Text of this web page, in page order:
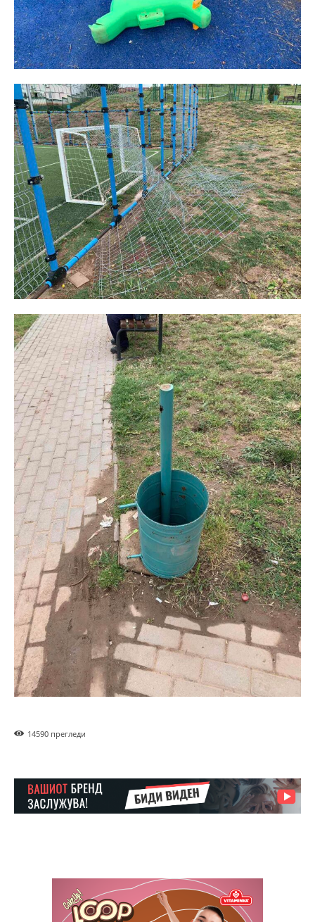
Free
бесплатно
ИЗБЕРЕТЕ ПЛАН
Included for free:
Etiam est nibh, lobortis sit
Praesent euismod ac
Ut mollis pellentesque tortor
Nullam eu erat condimentum
Donec quis est ac felis
Orci varius natoque dolor
Pro
$100 / yearplaceholder text
ИЗБЕРЕТЕ ПЛАН
Full member access:
Etiam est nibh, lobortis sit
Praesent euismod ac
Ut mollis pellentesque tortor
Nullam eu erat condimentum
Donec quis est ac felis
Orci varius natoque dolor
Yearly pricing Monthly pricing
14590 прегледи